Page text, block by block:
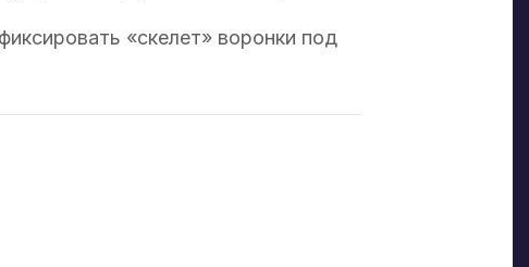
«скелет» воронки под